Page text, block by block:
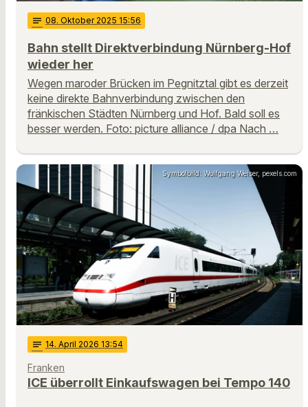
notes 08. Oktober 2025 15:56
Bahn stellt Direktverbindung Nürnberg-Hof
wieder her
Wegen maroder Brücken im Pegnitztal gibt es derzeit
keine direkte Bahnverbindung zwischen den
fränkischen Städten Nürnberg und Hof. Bald soll es
besser werden. Foto: picture alliance / dpa Nach …
Symbolbild: Wolfgang Weiser, pexels.com
notes 14. April 2026 13:54
Franken
ICE überrollt Einkaufswagen bei Tempo 140